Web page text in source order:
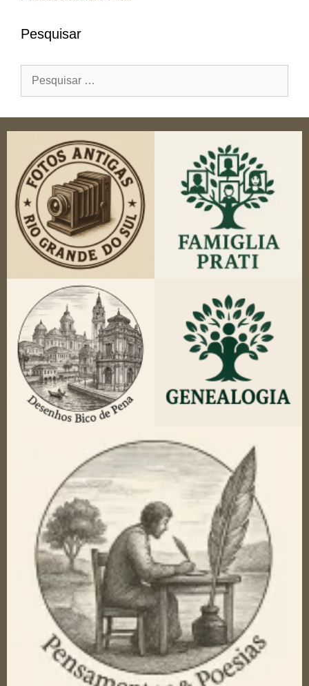
Pesquisar
Pesquisar
por: